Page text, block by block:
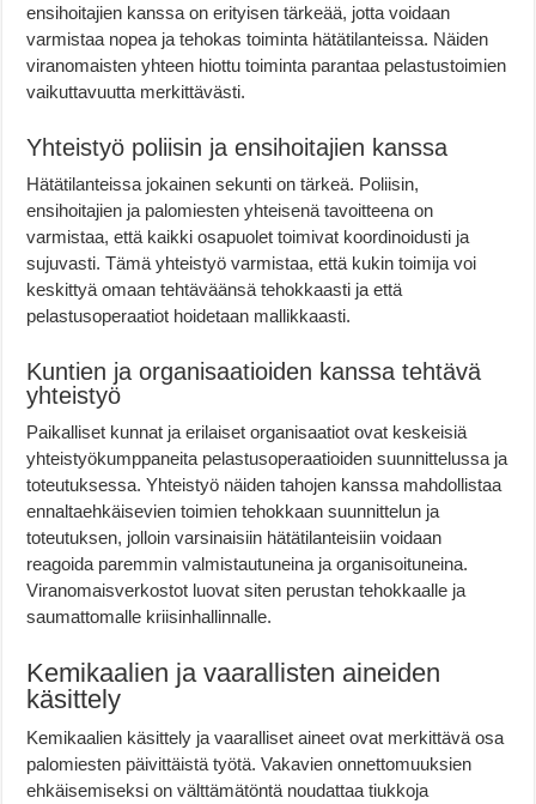
ensihoitajien kanssa on erityisen tärkeää, jotta voidaan
varmistaa nopea ja tehokas toiminta hätätilanteissa. Näiden
viranomaisten yhteen hiottu toiminta parantaa pelastustoimien
vaikuttavuutta merkittävästi.
Yhteistyö poliisin ja ensihoitajien kanssa
Hätätilanteissa jokainen sekunti on tärkeä. Poliisin,
ensihoitajien ja palomiesten yhteisenä tavoitteena on
varmistaa, että kaikki osapuolet toimivat koordinoidusti ja
sujuvasti. Tämä yhteistyö varmistaa, että kukin toimija voi
keskittyä omaan tehtäväänsä tehokkaasti ja että
pelastusoperaatiot hoidetaan mallikkaasti.
Kuntien ja organisaatioiden kanssa tehtävä
yhteistyö
Paikalliset kunnat ja erilaiset organisaatiot ovat keskeisiä
yhteistyökumppaneita pelastusoperaatioiden suunnittelussa ja
toteutuksessa. Yhteistyö näiden tahojen kanssa mahdollistaa
ennaltaehkäisevien toimien tehokkaan suunnittelun ja
toteutuksen, jolloin varsinaisiin hätätilanteisiin voidaan
reagoida paremmin valmistautuneina ja organisoituneina.
Viranomaisverkostot luovat siten perustan tehokkaalle ja
saumattomalle kriisinhallinnalle.
Kemikaalien ja vaarallisten aineiden
käsittely
Kemikaalien käsittely ja vaaralliset aineet ovat merkittävä osa
palomiesten päivittäistä työtä. Vakavien onnettomuuksien
ehkäisemiseksi on välttämätöntä noudattaa tiukkoja